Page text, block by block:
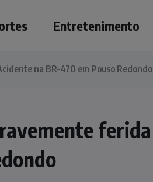
Entretenimento
na BR-470 em Pouso Redondo
ferida